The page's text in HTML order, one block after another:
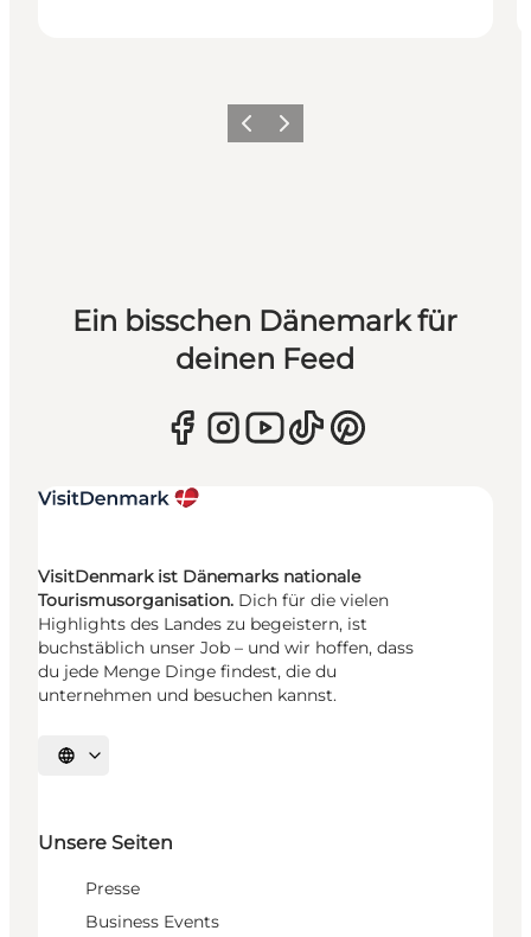
ZurückWeiter
Ein bisschen Dänemark für
deinen Feed
VisitDenmark ist Dänemarks nationale
Tourismusorganisation. Dich für die vielen
Highlights des Landes zu begeistern, ist
buchstäblich unser Job – und wir hoffen, dass
du jede Menge Dinge findest, die du
unternehmen und besuchen kannst.
Sprache auswählen
Unsere Seiten
Presse
Business Events